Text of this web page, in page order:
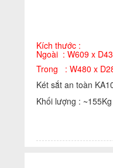
Kích thước :
Ngoài : W609 x
Trong : W480 x
Két sắt an toàn
Khối lượng : ~155Kg